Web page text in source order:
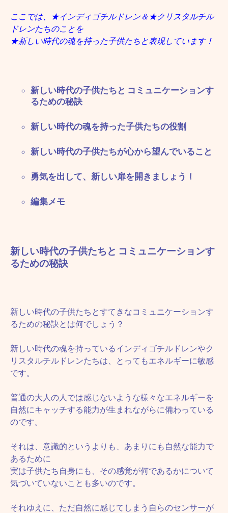
ここでは、★インディゴチルドレン＆★クリスタルチル
ドレンたちのことを
★新しい時代の魂を持った子供たちと表現しています！
新しい時代の子供たちと コミュニケーションす
るための秘訣
新しい時代の魂を持った子供たちの役割
新しい時代の子供たちが心から望んでいること
勇気を出して、新しい扉を開きましょう！
編集メモ
新しい時代の子供たちと コミュニケーションす
るための秘訣
新しい時代の子供たちとすてきなコミュニケーションす
るための秘訣とは何でしょう？
新しい時代の魂を持っているインディゴチルドレンやク
リスタルチルドレンたちは、とってもエネルギーに敏感
です。
普通の大人の人では感じないような様々なエネルギーを
自然にキャッチする能力が生まれながらに備わっている
のです。
それは、意識的というよりも、あまりにも自然な能力で
あるために
実は子供たち自身にも、その感覚が何であるかについて
気づいていないことも多いのです。
それゆえに、ただ自然に感じてしまう自らのセンサーが